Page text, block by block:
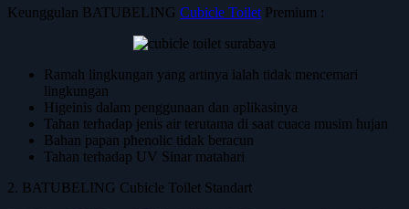
Keunggulan BATUBELING Cubicle Toilet Premium :
Ramah lingkungan yang artinya ialah tidak mencemari
lingkungan
Higeinis dalam penggunaan dan aplikasinya
Tahan terhadap jenis air terutama di saat cuaca musim hujan
Bahan papan phenolic tidak beracun
Tahan terhadap UV Sinar matahari
2. BATUBELING Cubicle Toilet Standart